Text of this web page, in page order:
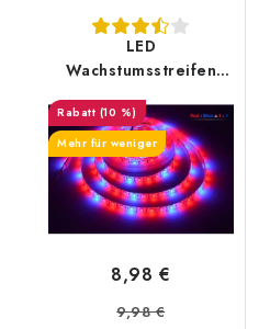
LED
Wachstumsstreifen
R3:B1 12W/m
(10 %)
Mehr für weniger
8,98 €
9,98 €